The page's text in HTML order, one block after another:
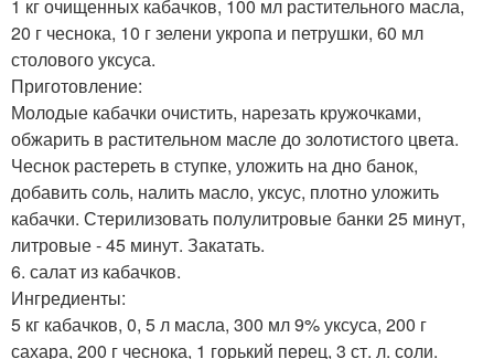
1 кг очищенных кабачков, 100 мл растительного масла,
20 г чеснока, 10 г зелени укропа и петрушки, 60 мл
столового уксуса.
Приготовление:
Молодые кабачки очистить, нарезать кружочками,
обжарить в растительном масле до золотистого цвета.
Чеснок растереть в ступке, уложить на дно банок,
добавить соль, налить масло, уксус, плотно уложить
кабачки. Стерилизовать полулитровые банки 25 минут,
литровые - 45 минут. Закатать.
6. салат из кабачков.
Ингредиенты:
5 кг кабачков, 0, 5 л масла, 300 мл 9% уксуса, 200 г
сахара, 200 г чеснока, 1 горький перец, 3 ст. л. соли.